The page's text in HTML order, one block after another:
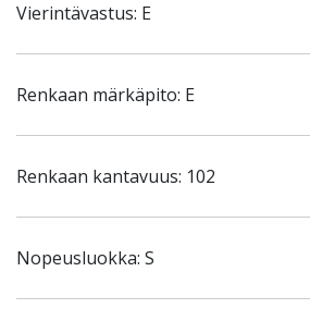
Vierintävastus: E
Renkaan märkäpito: E
Renkaan kantavuus: 102
Nopeusluokka: S